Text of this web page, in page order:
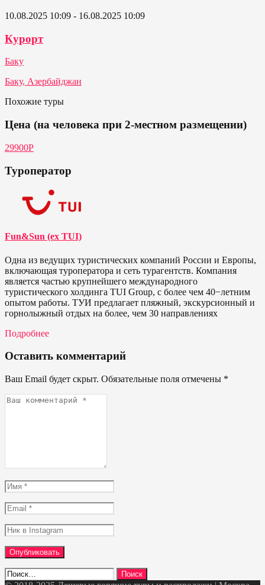
10.08.2025 10:09 - 16.08.2025 10:09
Курорт
Баку
Баку, Азербайджан
Похожие туры
Цена (на человека при 2-местном размещении)
29900Р
Туроператор
Fun&Sun (ex TUI)
Одна из ведущих туристических компаний России и Европы,
включающая туроператора и сеть турагентств. Компания
является частью крупнейшего международного
туристического холдинга TUI Group, с более чем 40−летним
опытом работы. ТУИ предлагает пляжный, экскурсионный и
горнолыжный отдых на более, чем 30 направлениях
Подробнее
Оставить комментарий
Ваш Email будет скрыт. Обязательные поля отмечены *
Ваш
Имя
*
Email
*
Ник
в
Instagram
Найти: